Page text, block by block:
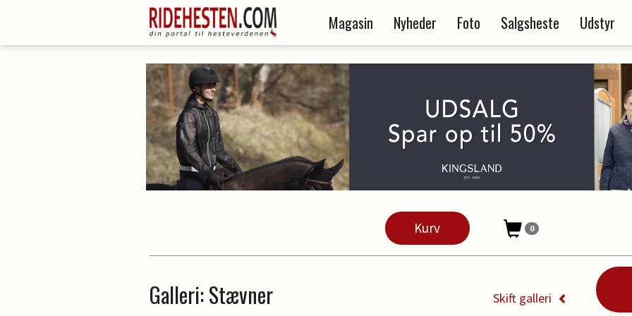
Magasin Nyheder Foto Salgsheste Udstyr
Kurv 0
Galleri: Stævner Skift galleri